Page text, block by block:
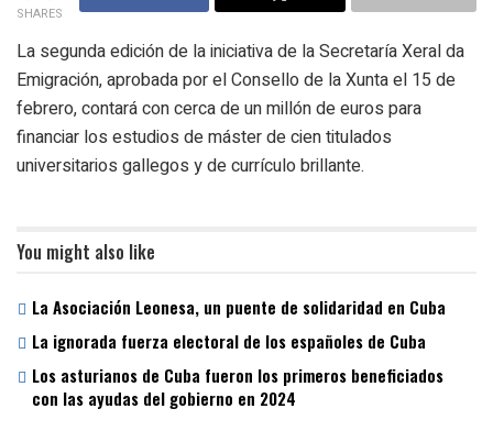
SHARES
La segunda edición de la iniciativa de la Secretaría Xeral da
Emigración, aprobada por el Consello de la Xunta el 15 de
febrero, contará con cerca de un millón de euros para
financiar los estudios de máster de cien titulados
universitarios gallegos y de currículo brillante.
You might also like
La Asociación Leonesa, un puente de solidaridad en Cuba
La ignorada fuerza electoral de los españoles de Cuba
Los asturianos de Cuba fueron los primeros beneficiados
con las ayudas del gobierno en 2024